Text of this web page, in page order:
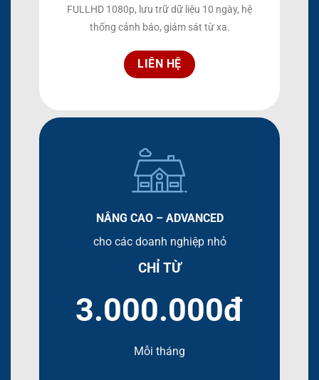
FULLHD 1080p, lưu trữ dữ liệu 10 ngày, hệ
thống cảnh báo, giám sát từ xa.
LIÊN HỆ
NÂNG CAO – ADVANCED
cho các doanh nghiệp nhỏ
CHỈ TỪ
3.000.000đ
Mỗi tháng